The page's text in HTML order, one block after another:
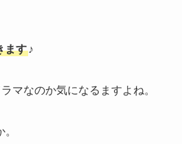
ます♪
マなのか気になるますよね。